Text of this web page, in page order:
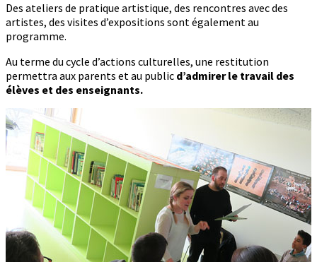
Des ateliers de pratique artistique, des rencontres avec des
artistes, des visites d’expositions sont également au
programme.
Au terme du cycle d’actions culturelles, une restitution
permettra aux parents et au public d’admirer le travail des
élèves et des enseignants.